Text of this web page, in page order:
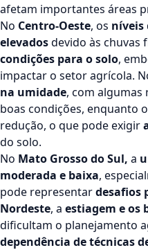
afetam importantes áreas
No Centro-Oeste, os níveis
elevadosdevido às chuvas
condições para o solo,
impactar o setor agrícola.
na umidade, com algumas
boas condições, enquanto
redução, o que pode exigir
do solo.
No Mato Grosso do Sul, a
moderada e baixa,
pode representardesafios
Nordeste, a estiagem e os
dificultam o planejamento
dependência de técnicas